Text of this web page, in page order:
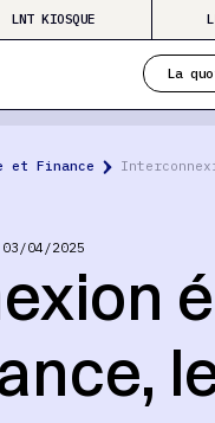
LNT KIOSQUE
La
et Finance
03/04/2025